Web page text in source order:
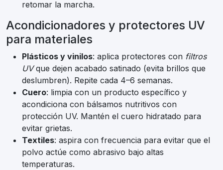
retomar la marcha.
Acondicionadores y protectores UV
para materiales
Plásticos y vinilos: aplica protectores con filtros
UVque dejen acabado satinado (evita brillos que
deslumbren). Repite cada 4–6 semanas.
Cuero: limpia con un producto específico y
acondiciona con bálsamos nutritivos con
protección UV. Mantén el cuero hidratado para
evitar grietas.
Textiles: aspira con frecuencia para evitar que el
polvo actúe como abrasivo bajo altas
temperaturas.